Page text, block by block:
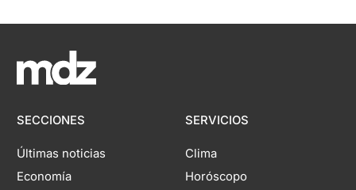
SECCIONES
Últimas noticias
Economía
SERVICIOS
Clima
Horóscopo